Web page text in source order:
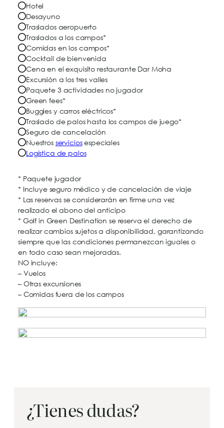
Hotel
Desayuno
Traslados aeropuerto
Traslados a los campos*
Comidas en los campos*
Cocktail de bienvenida
Cena en el exquisito restaurante Dar Moha
Excursión a los tres valles
Paquete 3 actividades no jugador
Green fees*
Buggies y carros eléctricos*
Traslado de palos hasta los campos de juego*
Seguro de cancelación
Nuestros serviciosespeciales
Logística de palos
* Paquete jugador
* Incluye seguro médico y de cancelación de viaje
* Las reservas se considerarán en firme una vez
realizado el abono del anticipo
* Golf in Green Destination se reserva el derecho de
realizar cambios sujetos a disponibilidad, garantizando
siempre que las condiciones permanezcan iguales o
en todo caso sean mejoradas.
NO incluye:
– Vuelos
– Otras excursiones
– Comidas fuera de los campos
¿Tienes dudas?